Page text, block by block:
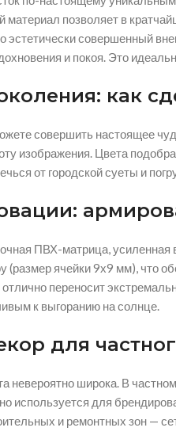
позволяет в
эстетически совершенный
и покоя. Это
как
совершить настоящее
изображения. Цвета
от городской суеты и
ПВХ-матрица,
(размер ячейки 9х9 мм), что
отлично переносит
к выгоранию на солнце.
для
невероятно широка. В
используется для
и ремонтных зон —